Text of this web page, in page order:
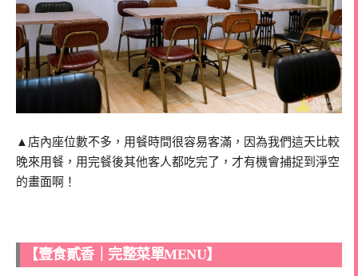
▲店內座位數不多，用餐時間很容易客滿，因為我們這天比較
晚來用餐，用完餐後其他客人都吃完了，才有機會捕捉到淨空
的畫面啊！
【壹食貳香｜完整菜單MENU】